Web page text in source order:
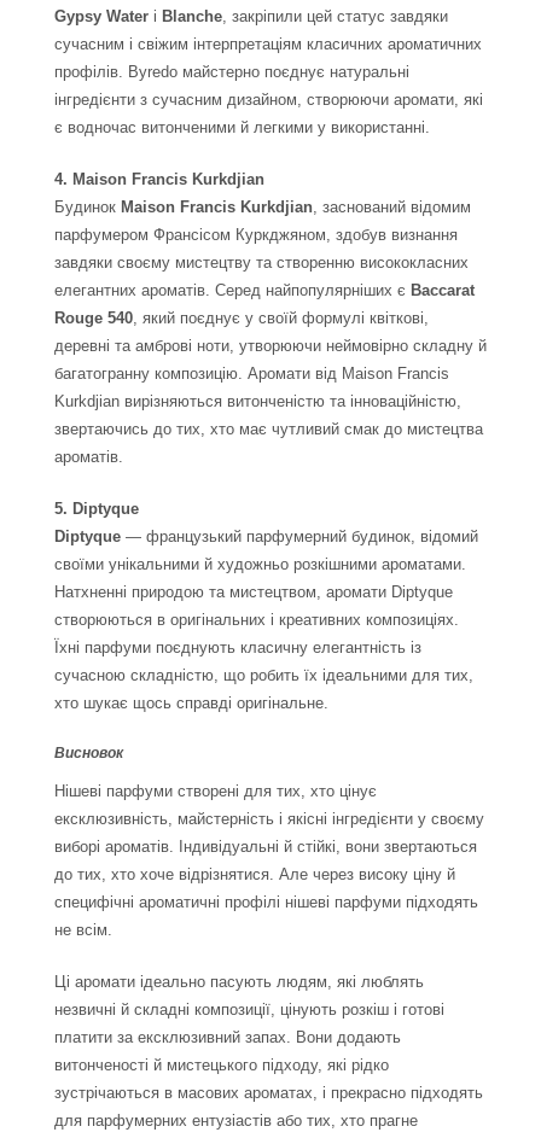
Gypsy Water і Blanche, закріпили цей статус завдяки
сучасним і свіжим інтерпретаціям класичних ароматичних
профілів. Byredo майстерно поєднує натуральні
інгредієнти з сучасним дизайном, створюючи аромати, які
є водночас витонченими й легкими у використанні.
4. Maison Francis Kurkdjian
Будинок Maison Francis Kurkdjian, заснований відомим
парфумером Франсісом Куркджяном, здобув визнання
завдяки своєму мистецтву та створенню висококласних
елегантних ароматів. Серед найпопулярніших є Baccarat
Rouge 540, який поєднує у своїй формулі квіткові,
деревні та амброві ноти, утворюючи неймовірно складну й
багатогранну композицію. Аромати від Maison Francis
Kurkdjian вирізняються витонченістю та інноваційністю,
звертаючись до тих, хто має чутливий смак до мистецтва
ароматів.
5. Diptyque
Diptyque — французький парфумерний будинок, відомий
своїми унікальними й художньо розкішними ароматами.
Натхненні природою та мистецтвом, аромати Diptyque
створюються в оригінальних і креативних композиціях.
Їхні парфуми поєднують класичну елегантність із
сучасною складністю, що робить їх ідеальними для тих,
хто шукає щось справді оригінальне.
Висновок
Нішеві парфуми створені для тих, хто цінує
ексклюзивність, майстерність і якісні інгредієнти у своєму
виборі ароматів. Індивідуальні й стійкі, вони звертаються
до тих, хто хоче відрізнятися. Але через високу ціну й
специфічні ароматичні профілі нішеві парфуми підходять
не всім.
Ці аромати ідеально пасують людям, які люблять
незвичні й складні композиції, цінують розкіш і готові
платити за ексклюзивний запах. Вони додають
витонченості й мистецького підходу, які рідко
зустрічаються в масових ароматах, і прекрасно підходять
для парфумерних ентузіастів або тих, хто прагне